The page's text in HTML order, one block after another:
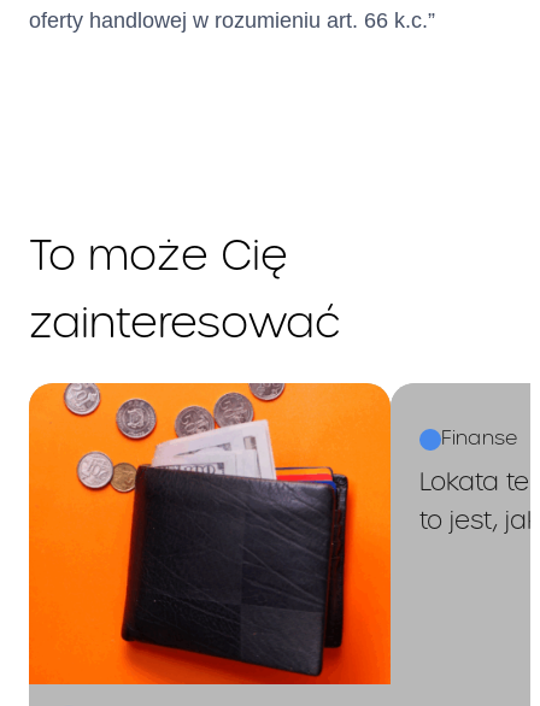
wcześniejszej spłaty
wymagalnych),
korzystanie z Limitu
Kredytowego, w
kolejności: (i) odsetki,
poczynając od
najpóźniej (tj.
od Prowizji naliczonej
oferty handlowej w rozumieniu art. 66 k.c.”
To może Cię
zainteresować
Finanse
Lokata
to jest,